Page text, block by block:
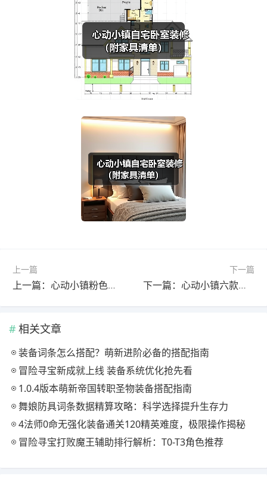
上一篇
上一篇：心动小镇粉色泡泡获取点汇总
下一篇
下一篇：心动小镇六款抽油烟机怎么选？实用教程大公开
相关文章
装备词条怎么搭配？萌新进阶必备的搭配指南
冒险寻宝新成就上线 装备系统优化抢先看
1.0.4版本萌新帝国转职圣物装备搭配指南
舞娘防具词条数据精算攻略：科学选择提升生存力
4法师0命无强化装备通关120精英难度，极限操作揭秘
冒险寻宝打败魔王辅助排行解析：T0-T3角色推荐